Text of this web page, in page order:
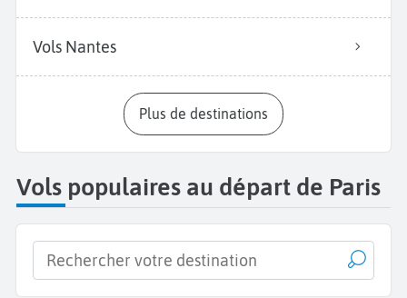
Vols Nantes
Plus de destinations
Vols populaires au départ de Paris